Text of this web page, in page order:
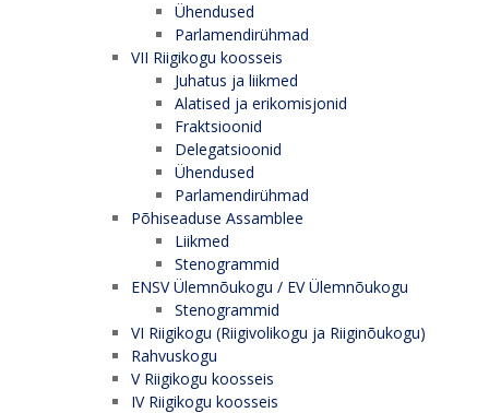
Ühendused
Parlamendirühmad
VII Riigikogu koosseis
Juhatus ja liikmed
Alatised ja erikomisjonid
Fraktsioonid
Delegatsioonid
Ühendused
Parlamendirühmad
Põhiseaduse Assamblee
Liikmed
Stenogrammid
ENSV Ülemnõukogu / EV Ülemnõukogu
Stenogrammid
VI Riigikogu (Riigivolikogu ja Riiginõukogu)
Rahvuskogu
V Riigikogu koosseis
IV Riigikogu koosseis